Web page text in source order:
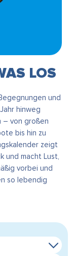
LOS
und
hinweg
– von großen
bis hin zu
zeigt
und macht Lust,
vorbei und
so lebendig